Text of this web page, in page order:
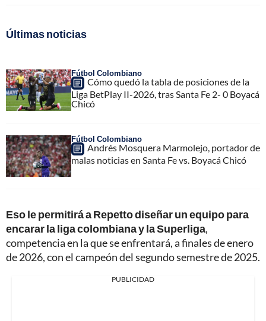
Últimas noticias
Fútbol Colombiano
Cómo quedó la tabla de posiciones de la
Liga BetPlay II-2026, tras Santa Fe 2- 0 Boyacá
Chicó
Fútbol Colombiano
Andrés Mosquera Marmolejo, portador de
malas noticias en Santa Fe vs. Boyacá Chicó
Eso le permitirá a Repetto diseñar un equipo para
encarar la liga colombiana y la Superliga,
competencia en la que se enfrentará, a finales de enero
de 2026, con el campeón del segundo semestre de 2025.
PUBLICIDAD